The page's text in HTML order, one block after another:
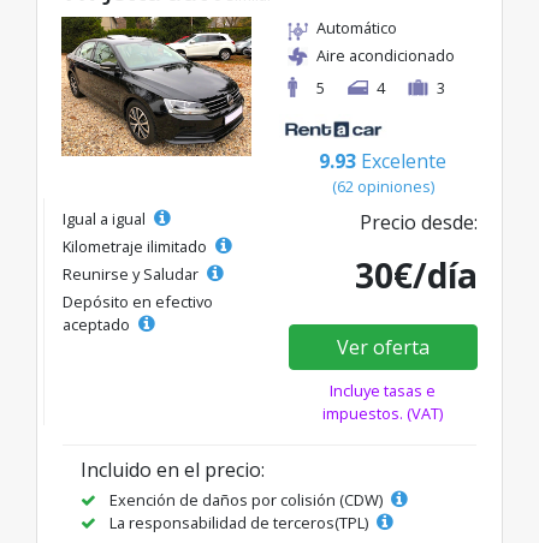
Automático
Aire acondicionado
5
4 3
9.93 Excelente
(62 opiniones)
Igual a igual
Kilometraje ilimitado
Reunirse y Saludar
Depósito en efectivo
aceptado
Precio desde:
30€/día
Ver oferta
Incluye tasas e
impuestos. (VAT)
Incluido en el precio:
Exención de daños por colisión (CDW)
La responsabilidad de terceros(TPL)